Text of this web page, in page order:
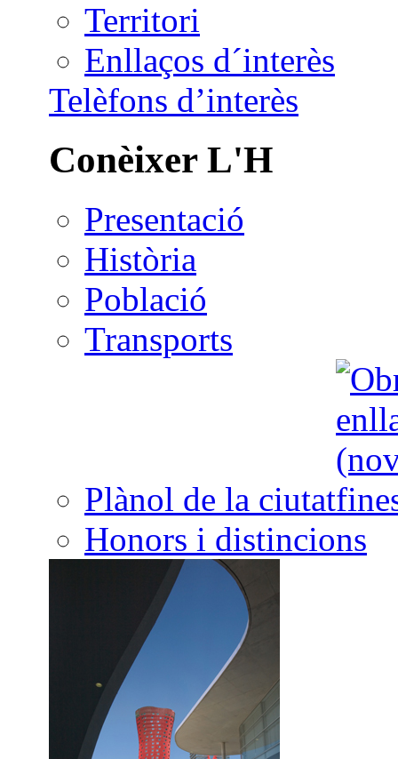
Territori
Enllaços d´interès
Telèfons d’interès
Conèixer L'H
Presentació
Història
Població
Transports
Plànol de la ciutat
Honors i distincions